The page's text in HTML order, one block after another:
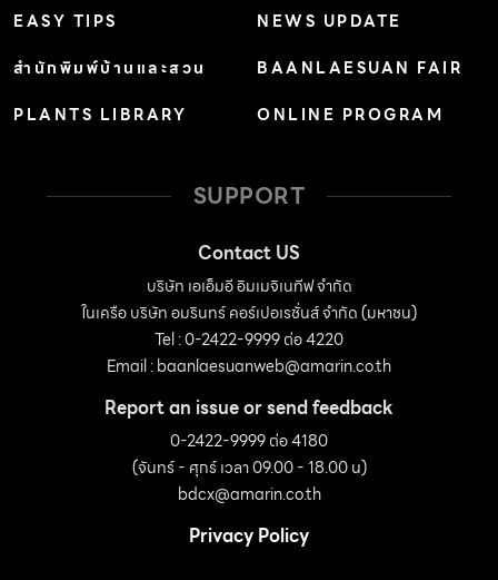
EASY TIPS
สำนักพิมพ์บ้านและสวน
PLANTS LIBRARY
NEWS UPDATE
BAANLAESUAN FAIR
ONLINE PROGRAM
SUPPORT
Contact US
บริษัท เอเอ็มอี อิมเมจิเนทีฟ จำกัด
ในเครือ บริษัท อมรินทร์ คอร์เปอเรชั่นส์ จำกัด (มหาชน)
Tel : 0-2422-9999 ต่อ 4220
Email :baanlaesuanweb@amarin.co.th
Report an issue or send feedback
0-2422-9999 ต่อ 4180
(จันทร์ - ศุกร์ เวลา 09.00 - 18.00 น)
bdcx@amarin.co.th
Privacy Policy